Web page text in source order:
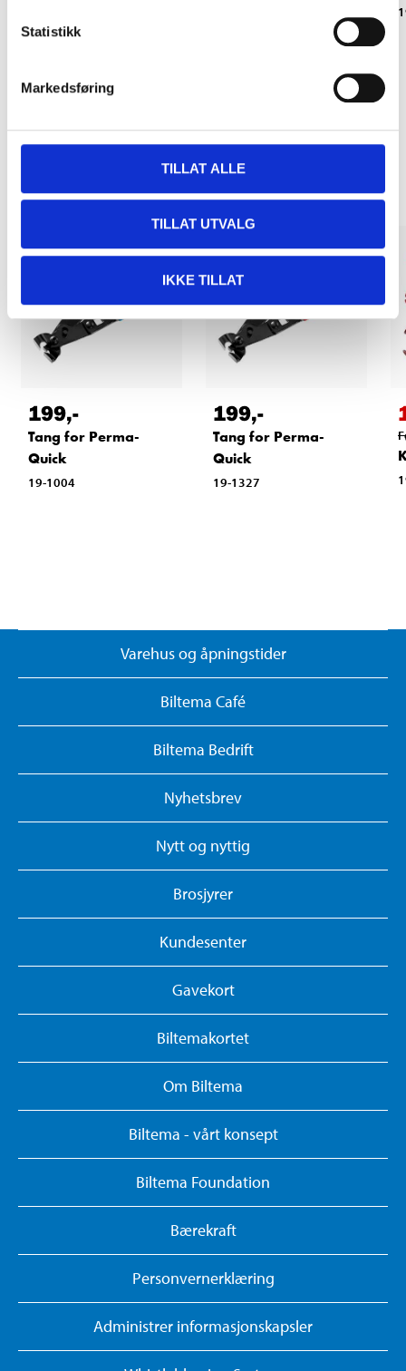
Statistikk
Markedsføring
TILLAT ALLE
TILLAT UTVALG
IKKE TILLAT
Relaterte produkter
199,-
Tang for Perma-
Quick
19-1004
199,-
Tang for Perma-
Quick
19-1327
Varehus og åpningstider
Biltema Café
Biltema Bedrift
Nyhetsbrev
Nytt og nyttig
Brosjyrer
Kundesenter
Gavekort
Biltemakortet
Om Biltema
Biltema - vårt konsept
Biltema Foundation
Bærekraft
Personvernerklæring
Administrer informasjonskapsler